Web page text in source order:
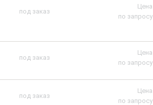
под заказ
Цена
по запросу
под заказ
Цена
по запросу
под заказ
Цена
по запросу